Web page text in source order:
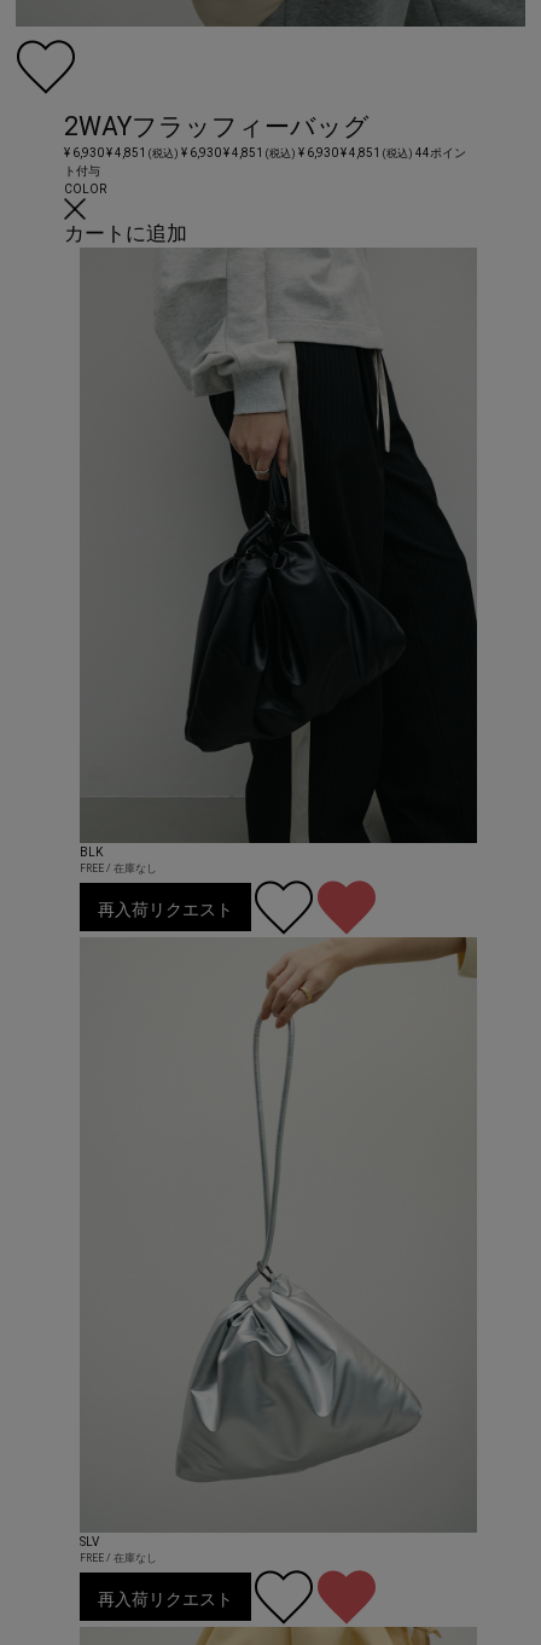
2WAYフラッフィーバッグ
¥ 6,930¥ 4,851(税込) ¥ 6,930¥ 4,851(税込) ¥ 6,930¥ 4,851 (税込) 44ポイン
ト付与
COLOR
カートに追加
BLK
FREE / 在庫なし
再入荷リクエスト
SLV
FREE / 在庫なし
再入荷リクエスト